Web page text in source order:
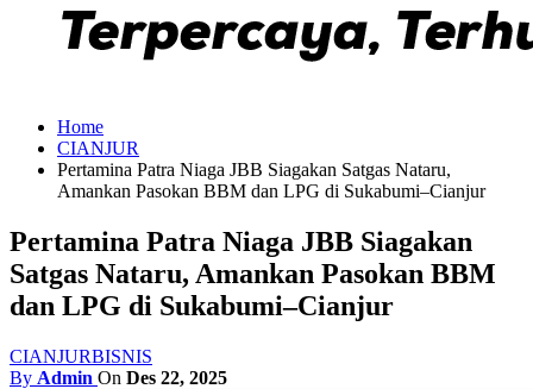
Home
CIANJUR
Pertamina Patra Niaga JBB Siagakan Satgas Nataru,
Amankan Pasokan BBM dan LPG di Sukabumi–Cianjur
Pertamina Patra Niaga JBB Siagakan
Satgas Nataru, Amankan Pasokan BBM
dan LPG di Sukabumi–Cianjur
CIANJURBISNIS
By Admin On Des 22, 2025